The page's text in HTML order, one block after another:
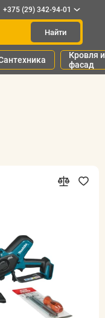
+375 (29) 342-94-01
Найти
Кровля и
фасад